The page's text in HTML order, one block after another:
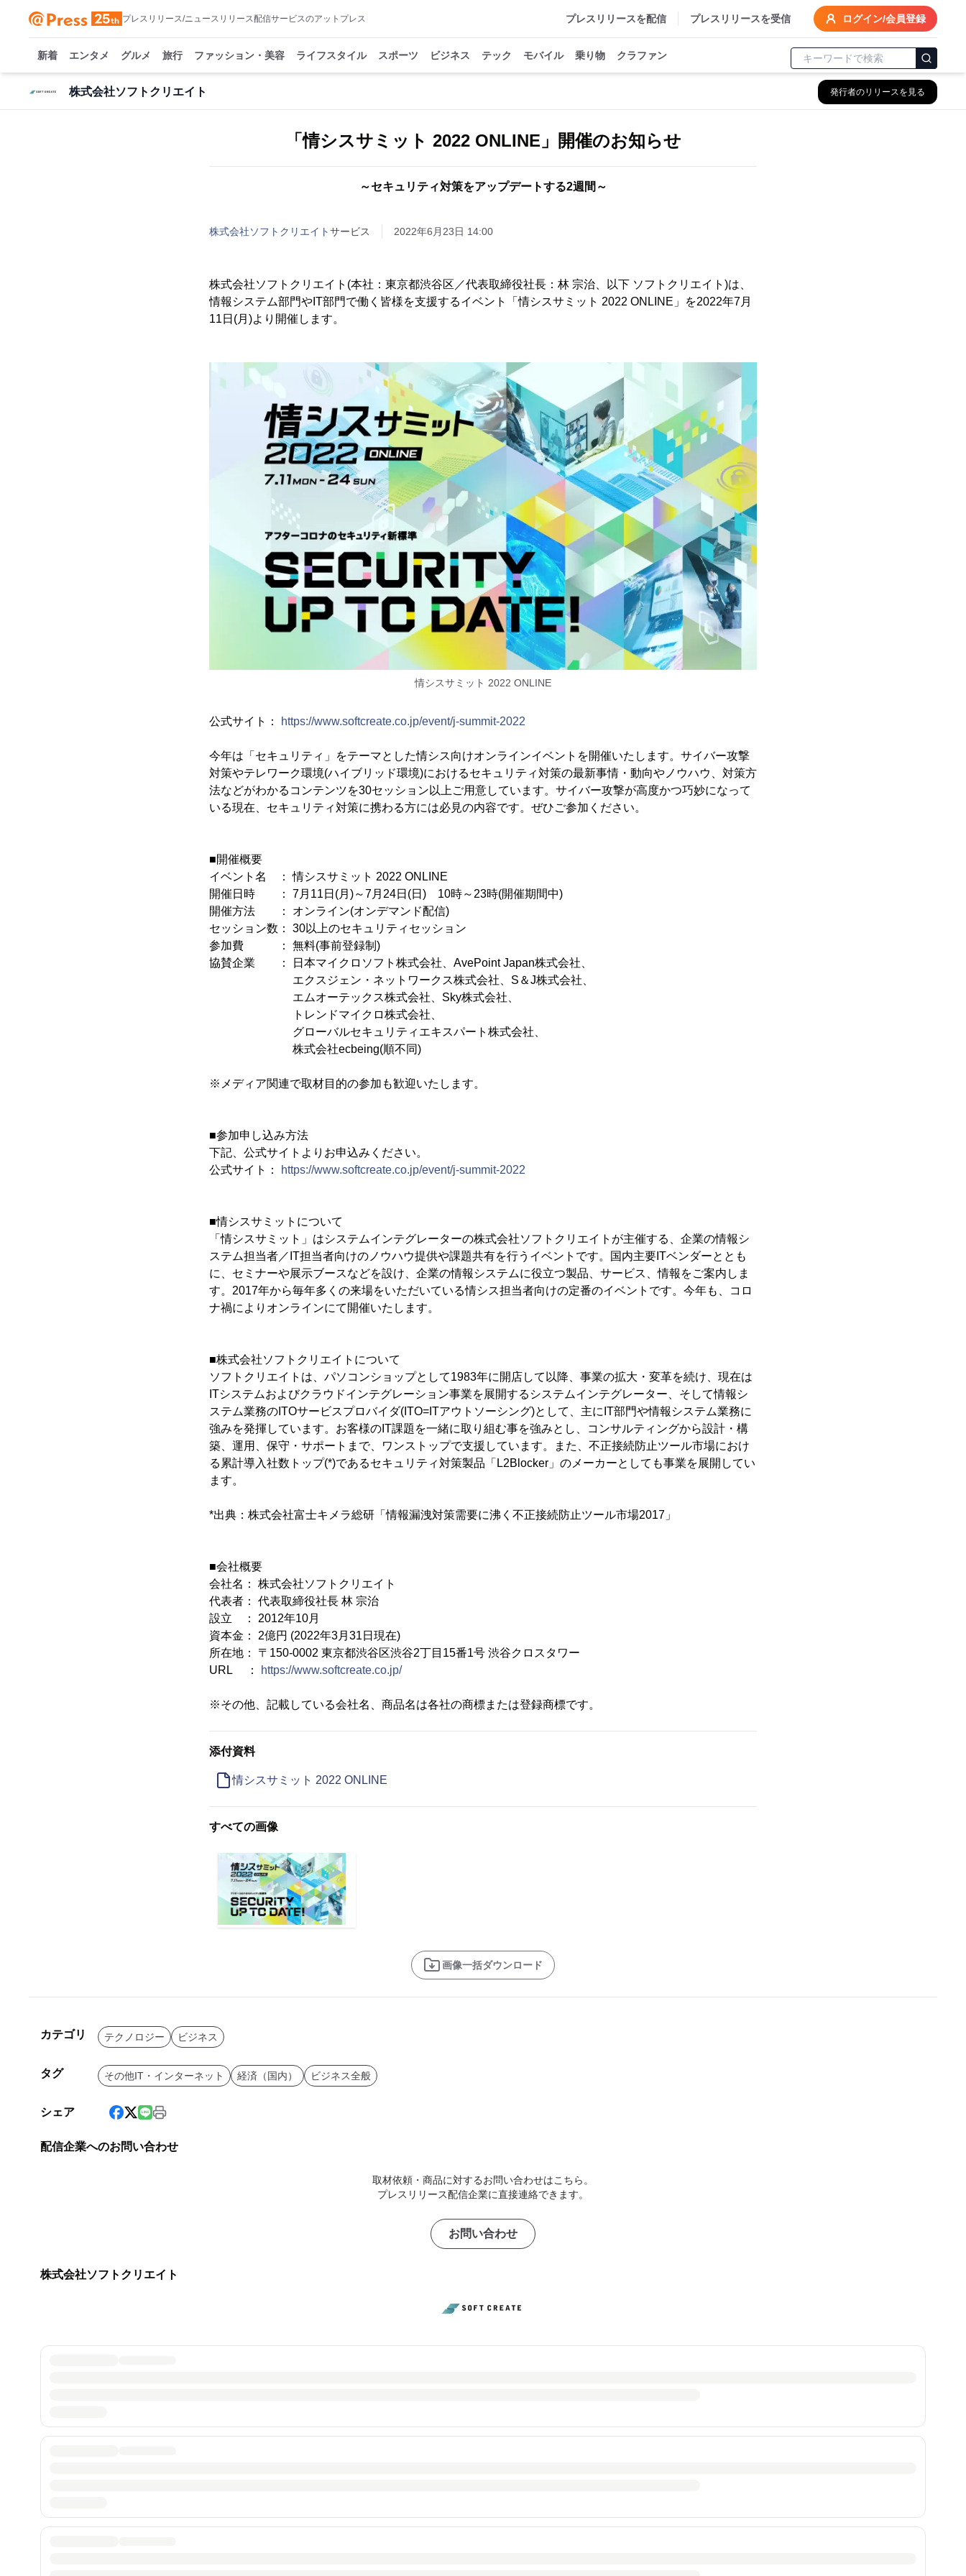
プレスリリース/ニュースリリース配信サービスのアットプレス プレスリリースを配信 プレスリリースを受信 ログイン/会員登録
新着 エンタメ グルメ 旅行 ファッション・美容 ライフスタイル スポーツ ビジネス テック モバイル 乗り物 クラファン
株式会社ソフトクリエイト 発行者のリリースを見る
「情シスサミット 2022 ONLINE」開催のお知らせ
～セキュリティ対策をアップデートする2週間～
株式会社ソフトクリエイトサービス 2022年6月23日 14:00
株式会社ソフトクリエイト(本社：東京都渋谷区／代表取締役社長：林 宗治、以下 ソフトクリエイト)は、
情報システム部門やIT部門で働く皆様を支援するイベント「情シスサミット 2022 ONLINE」を2022年7月
11日(月)より開催します。
情シスサミット 2022 ONLINE
公式サイト： https://www.softcreate.co.jp/event/j-summit-2022
今年は「セキュリティ」をテーマとした情シス向けオンラインイベントを開催いたします。サイバー攻撃
対策やテレワーク環境(ハイブリッド環境)におけるセキュリティ対策の最新事情・動向やノウハウ、対策方
法などがわかるコンテンツを30セッション以上ご用意しています。サイバー攻撃が高度かつ巧妙になって
いる現在、セキュリティ対策に携わる方には必見の内容です。ぜひご参加ください。
■開催概要
イベント名 ： 情シスサミット 2022 ONLINE
開催日時 ： 7月11日(月)～7月24日(日) 10時～23時(開催期間中)
開催方法 ： オンライン(オンデマンド配信)
セッション数： 30以上のセキュリティセッション
参加費 ： 無料(事前登録制)
協賛企業 ： 日本マイクロソフト株式会社、AvePoint Japan株式会社、
エクスジェン・ネットワークス株式会社、S＆J株式会社、
エムオーテックス株式会社、Sky株式会社、
トレンドマイクロ株式会社、
グローバルセキュリティエキスパート株式会社、
株式会社ecbeing(順不同)
※メディア関連で取材目的の参加も歓迎いたします。
■参加申し込み方法
下記、公式サイトよりお申込みください。
公式サイト：
https://www.softcreate.co.jp/event/j-summit-2022
■情シスサミットについて
「情シスサミット」はシステムインテグレーターの株式会社ソフトクリエイトが主催する、企業の情報シ
ステム担当者／IT担当者向けのノウハウ提供や課題共有を行うイベントです。国内主要ITベンダーととも
に、セミナーや展示ブースなどを設け、企業の情報システムに役立つ製品、サービス、情報をご案内しま
す。2017年から毎年多くの来場をいただいている情シス担当者向けの定番のイベントです。今年も、コロ
ナ禍によりオンラインにて開催いたします。
■株式会社ソフトクリエイトについて
ソフトクリエイトは、パソコンショップとして1983年に開店して以降、事業の拡大・変革を続け、現在は
ITシステムおよびクラウドインテグレーション事業を展開するシステムインテグレーター、そして情報シ
ステム業務のITOサービスプロバイダ(ITO=ITアウトソーシング)として、主にIT部門や情報システム業務に
強みを発揮しています。お客様のIT課題を一緒に取り組む事を強みとし、コンサルティングから設計・構
築、運用、保守・サポートまで、ワンストップで支援しています。また、不正接続防止ツール市場におけ
る累計導入社数トップ(*)であるセキュリティ対策製品「L2Blocker」のメーカーとしても事業を展開してい
ます。
*出典：株式会社富士キメラ総研「情報漏洩対策需要に沸く不正接続防止ツール市場2017」
■会社概要
会社名： 株式会社ソフトクリエイト
代表者： 代表取締役社長 林 宗治
設立 ： 2012年10月
資本金： 2億円 (2022年3月31日現在)
所在地： 〒150-0002 東京都渋谷区渋谷2丁目15番1号 渋谷クロスタワー
URL ：
https://www.softcreate.co.jp/
※その他、記載している会社名、商品名は各社の商標または登録商標です。
添付資料
情シスサミット 2022 ONLINE
すべての画像
画像一括ダウンロード
カテゴリ テクノロジー ビジネス
タグ その他IT・インターネット 経済（国内） ビジネス全般
シェア
配信企業へのお問い合わせ
取材依頼・商品に対するお問い合わせはこちら。
プレスリリース配信企業に直接連絡できます。
お問い合わせ
株式会社ソフトクリエイト